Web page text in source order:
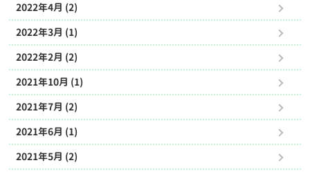
2022年4月 (2)
2022年3月 (1)
2022年2月 (2)
2021年10月 (1)
2021年7月 (2)
2021年6月 (1)
2021年5月 (2)